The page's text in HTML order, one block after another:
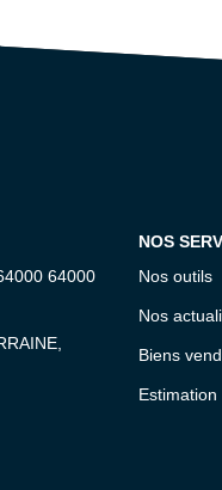
64000
NOS
Nos outils
Nos
Biens
Estimation